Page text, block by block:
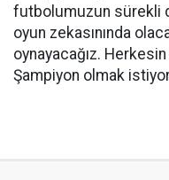
futbolumuzun sürekli
oyun zekasınında
oynayacağız.
Şampiyon olmak